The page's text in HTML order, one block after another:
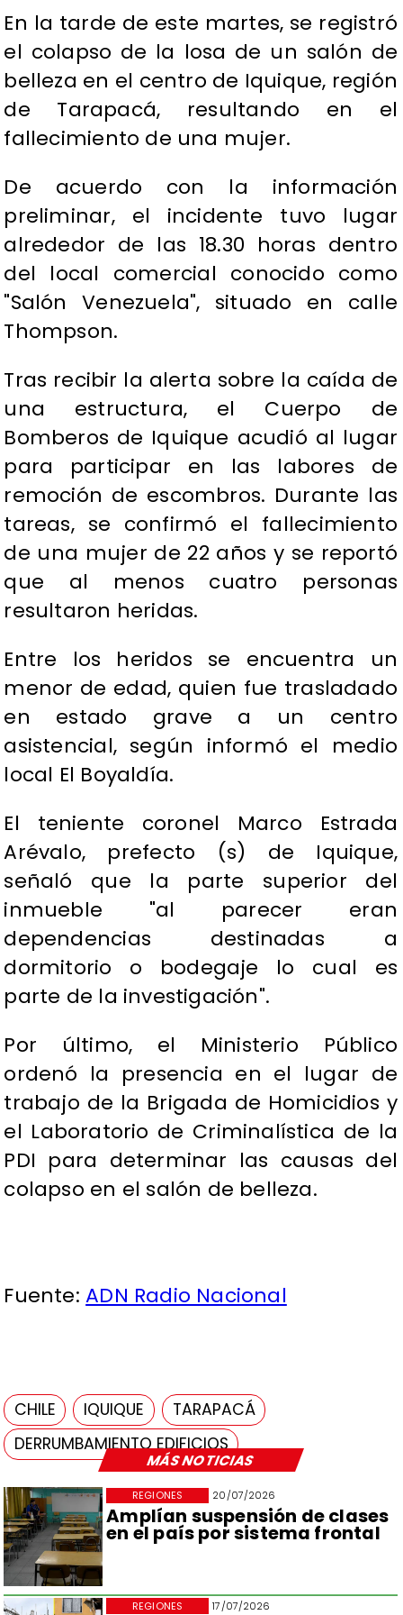
MÁS NOTICIAS
20/07/2026
Amplían suspensión de clases
en el país por sistema frontal
REGIONES
17/07/2026
REGIONES
En la tarde de este martes, se registró
el colapso de la losa de un salón de
belleza en el centro de Iquique, región
de Tarapacá, resultando en el
fallecimiento de una mujer.
De acuerdo con la información
preliminar, el incidente tuvo lugar
alrededor de las 18.30 horas dentro
del local comercial conocido como
"Salón Venezuela", situado en calle
Thompson.
Tras recibir la alerta sobre la caída de
una estructura, el Cuerpo de
Bomberos de Iquique acudió al lugar
para participar en las labores de
remoción de escombros. Durante las
tareas, se confirmó el fallecimiento
de una mujer de 22 años y se reportó
que al menos cuatro personas
resultaron heridas.
Entre los heridos se encuentra un
menor de edad, quien fue trasladado
en estado grave a un centro
asistencial, según informó el medio
local El Boyaldía.
El teniente coronel Marco Estrada
Arévalo, prefecto (s) de Iquique,
señaló que la parte superior del
inmueble "al parecer eran
dependencias destinadas a
dormitorio o bodegaje lo cual es
parte de la investigación".
Por último, el Ministerio Público
ordenó la presencia en el lugar de
trabajo de la Brigada de Homicidios y
el Laboratorio de Criminalística de la
PDI para determinar las causas del
colapso en el salón de belleza.
Fuente:ADN Radio Nacional
CHILE IQUIQUE
TARAPACÁ
DERRUMBAMIENTO EDIFICIOS